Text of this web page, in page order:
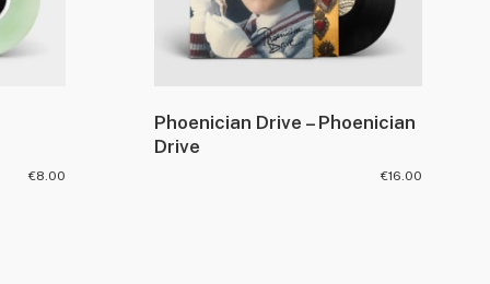
€8.00
Phoenician Drive – Phoenician
Drive
€16.00